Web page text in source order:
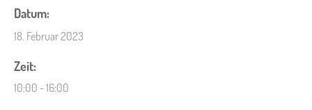
Datum:
18. Februar 2023
Zeit:
10:00 - 16:00